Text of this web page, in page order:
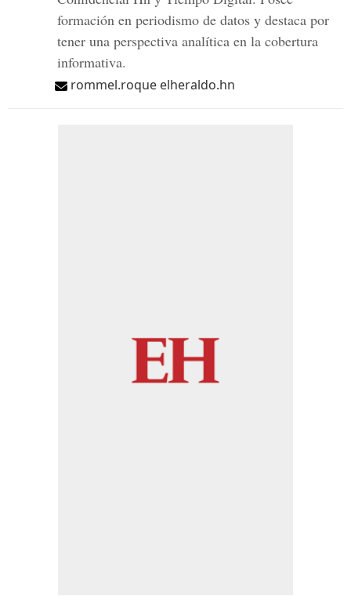
formación en periodismo de datos y destaca por
tener una perspectiva analítica en la cobertura
informativa.
rommel.roque elheraldo.hn